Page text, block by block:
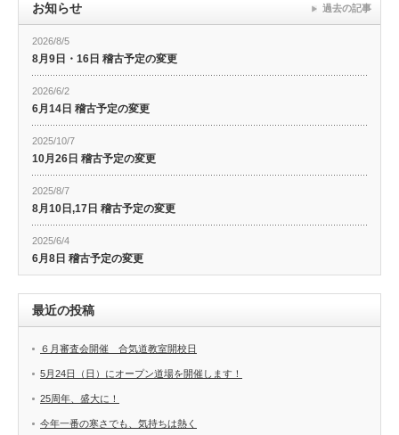
お知らせ
2026/8/5
8月9日・16日 稽古予定の変更
2026/6/2
6月14日 稽古予定の変更
2025/10/7
10月26日 稽古予定の変更
2025/8/7
8月10日,17日 稽古予定の変更
2025/6/4
6月8日 稽古予定の変更
過去の記事
最近の投稿
６月審査会開催 合気道教室開校日
5月24日（日）にオープン道場を開催します！
25周年、盛大に！
今年一番の寒さでも、気持ちは熱く